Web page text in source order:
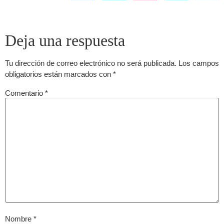
Deja una respuesta
Tu dirección de correo electrónico no será publicada. Los campos
obligatorios están marcados con *
Comentario *
Nombre *